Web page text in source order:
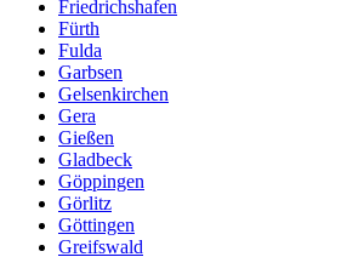
Friedrichshafen
Fürth
Fulda
Garbsen
Gelsenkirchen
Gera
Gießen
Gladbeck
Göppingen
Görlitz
Göttingen
Greifswald